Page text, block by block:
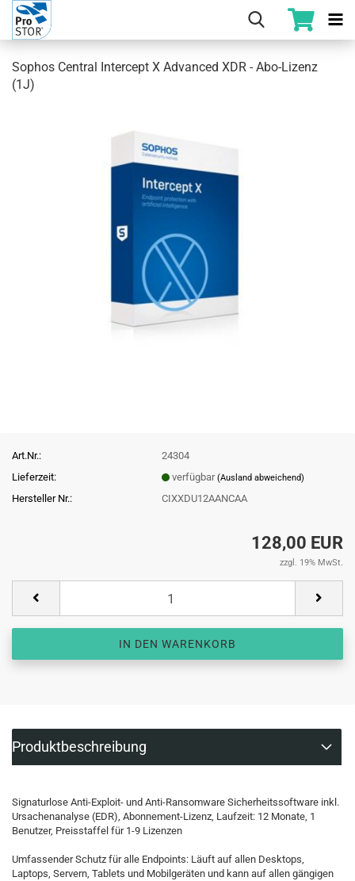
Sophos Central Intercept X Advanced XDR - Abo-Lizenz
(1J)
Art.Nr.:
24304
Lieferzeit:
verfügbar(Ausland abweichend)
Hersteller Nr.: CIXXDU12AANCAA
128,00 EUR
zzgl. 19% MwSt.
Produktbeschreibung
Signaturlose Anti-Exploit- und Anti-Ransomware Sicherheitssoftware inkl.
Ursachenanalyse (EDR), Abonnement-Lizenz, Laufzeit: 12 Monate, 1
Benutzer, Preisstaffel für 1-9 Lizenzen
Umfassender Schutz für alle Endpoints: Läuft auf allen Desktops,
Laptops, Servern, Tablets und Mobilgeräten und kann auf allen gängigen